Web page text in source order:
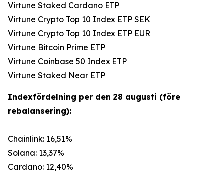
Virtune Staked Cardano ETP
Virtune Crypto Top 10 Index ETP SEK
Virtune Crypto Top 10 Index ETP EUR
Virtune Bitcoin Prime ETP
Virtune Coinbase 50 Index ETP
Virtune Staked Near ETP
Indexfördelning per den 28 augusti (före
rebalansering):
Chainlink: 16,51%
Solana: 13,37%
Cardano: 12,40%